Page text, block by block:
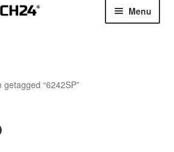
Menu
getagged “6242SP”